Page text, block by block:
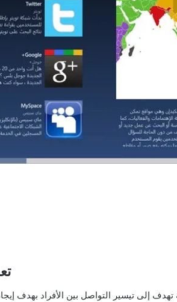
إلى تيسير التواصل بين الأفراد بهدف